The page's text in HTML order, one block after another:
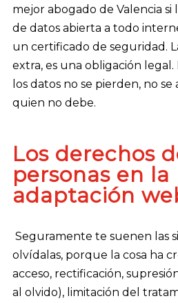
mejor abogado de Valencia si
de datos abierta a todo
un certificado de seguridad.
extra, es una obligación
los datos no se pierden, no
quien no debe.
Los derechos
personas en la
adaptación
Seguramente te suenen las
olvídalas, porque la cosa ha
acceso, rectificación,
al olvido), limitación del